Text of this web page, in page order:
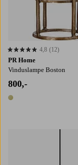
PR Home
Vinduslampe Boston
800,-
1 farge
4,8 basert på 12
4,8 (12)